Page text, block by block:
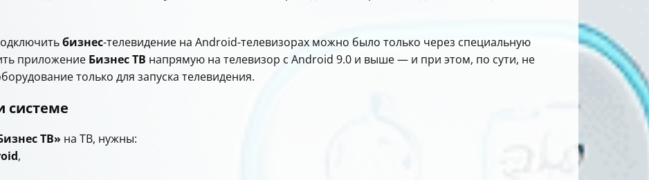
бизнес-телевидение на Android-телевизорах можно было только через специальную
приложение Бизнес ТВ напрямую на телевизор с Android 9.0 и выше — и при этом, по сути, не
только для запуска телевидения.
системе
ТВ» на ТВ, нужны:
,